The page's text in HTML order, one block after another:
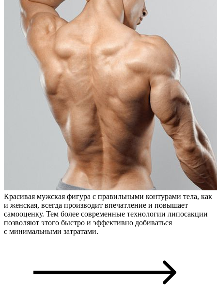
Красивая мужская фигура с правильными контурами тела, как
и женская, всегда производит впечатление и повышает
самооценку. Тем более современные технологии липосакции
позволяют этого быстро и эффективно добиваться
с минимальными затратами.